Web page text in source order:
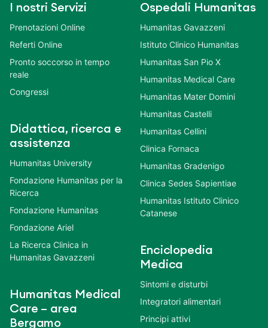
I nostri Servizi
Prenotazioni Online
Referti Online
Pronto soccorso in tempo
reale
Congressi
Didattica, ricerca e
assistenza
Humanitas University
Fondazione Humanitas per la
Ricerca
Fondazione Humanitas
Fondazione Ariel
La Ricerca Clinica in
Humanitas Gavazzeni
Humanitas Medical
Care – area
Bergamo
Ospedali Humanitas
Humanitas Gavazzeni
Istituto Clinico Humanitas
Humanitas San Pio X
Humanitas Medical Care
Humanitas Mater Domini
Humanitas Castelli
Humanitas Cellini
Clinica Fornaca
Humanitas Gradenigo
Clinica Sedes Sapientiae
Humanitas Istituto Clinico
Catanese
Enciclopedia
Medica
Sintomi e disturbi
Integratori alimentari
Principi attivi